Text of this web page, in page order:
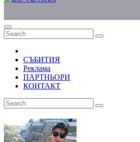
СЪБИТИЯ
Реклама
ПАРТНЬОРИ
КОНТАКТ